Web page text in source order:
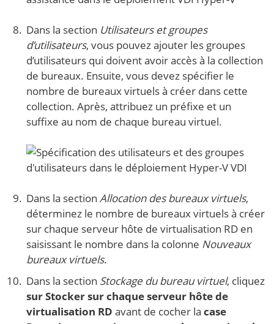
Dans la section Utilisateurs et groupes
d’utilisateurs, vous pouvez ajouter les groupes
d’utilisateurs qui doivent avoir accès à la collection
de bureaux. Ensuite, vous devez spécifier le
nombre de bureaux virtuels à créer dans cette
collection. Après, attribuez un préfixe et un
suffixe au nom de chaque bureau virtuel.
Dans la section Allocation des bureaux virtuels,
déterminez le nombre de bureaux virtuels à créer
sur chaque serveur hôte de virtualisation RD en
saisissant le nombre dans la colonne Nouveaux
bureaux virtuels.
Dans la section Stockage du bureau virtuel, cliquez
sur Stocker sur chaque serveur hôte de
virtualisation RD avant de cocher la case